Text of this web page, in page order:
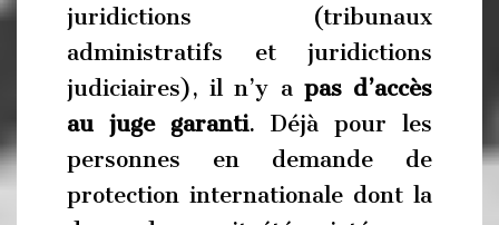
juridictions (tribunaux
administratifs et juridictions
judiciaires), il n’y a pas d’accès
au juge garanti. Déjà pour les
personnes en demande de
protection internationale dont la